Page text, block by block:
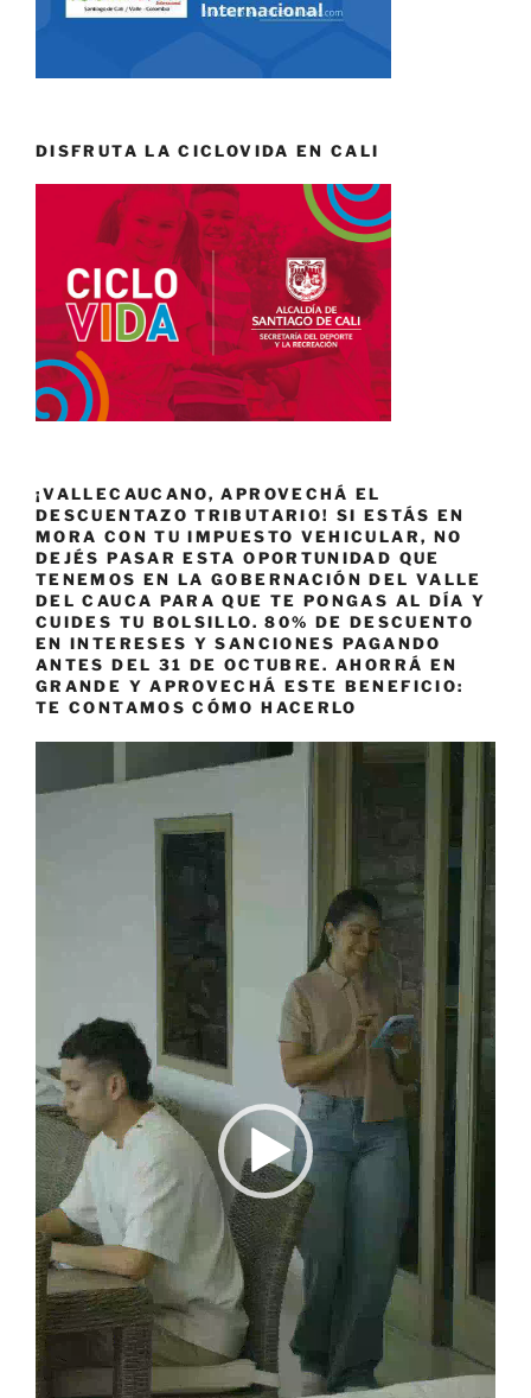
DISFRUTA LA CICLOVIDA EN CALI
¡VALLECAUCANO, APROVECHÁ EL
DESCUENTAZO TRIBUTARIO! SI ESTÁS EN
MORA CON TU IMPUESTO VEHICULAR, NO
DEJÉS PASAR ESTA OPORTUNIDAD QUE
TENEMOS EN LA GOBERNACIÓN DEL VALLE
DEL CAUCA PARA QUE TE PONGAS AL DÍA Y
CUIDES TU BOLSILLO. 80% DE DESCUENTO
EN INTERESES Y SANCIONES PAGANDO
ANTES DEL 31 DE OCTUBRE. AHORRÁ EN
GRANDE Y APROVECHÁ ESTE BENEFICIO:
TE CONTAMOS CÓMO HACERLO